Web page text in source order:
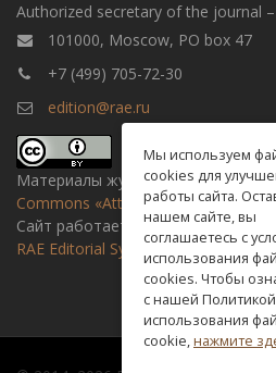
Authorized secretary of the journal –
101000, Moscow, PO box 47
+7 (499) 705-72-30
edition@rae.ru
Материалы журнала доступны по
Commons «Attribution»
Сайт работает на универсальной
RAE Editorial System
Мы используем
cookies для
работы сайта.
нашем сайте, вы
соглашаетесь с
использования
cookies. Чтобы
с нашей Политикой
использования
cookie,нажмите